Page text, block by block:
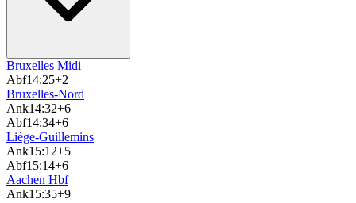
Bruxelles Midi
Abf14:25+2
Bruxelles-Nord
Ank14:32+6
Abf14:34+6
Liège-Guillemins
Ank15:12+5
Abf15:14+6
Aachen Hbf
Ank15:35+9